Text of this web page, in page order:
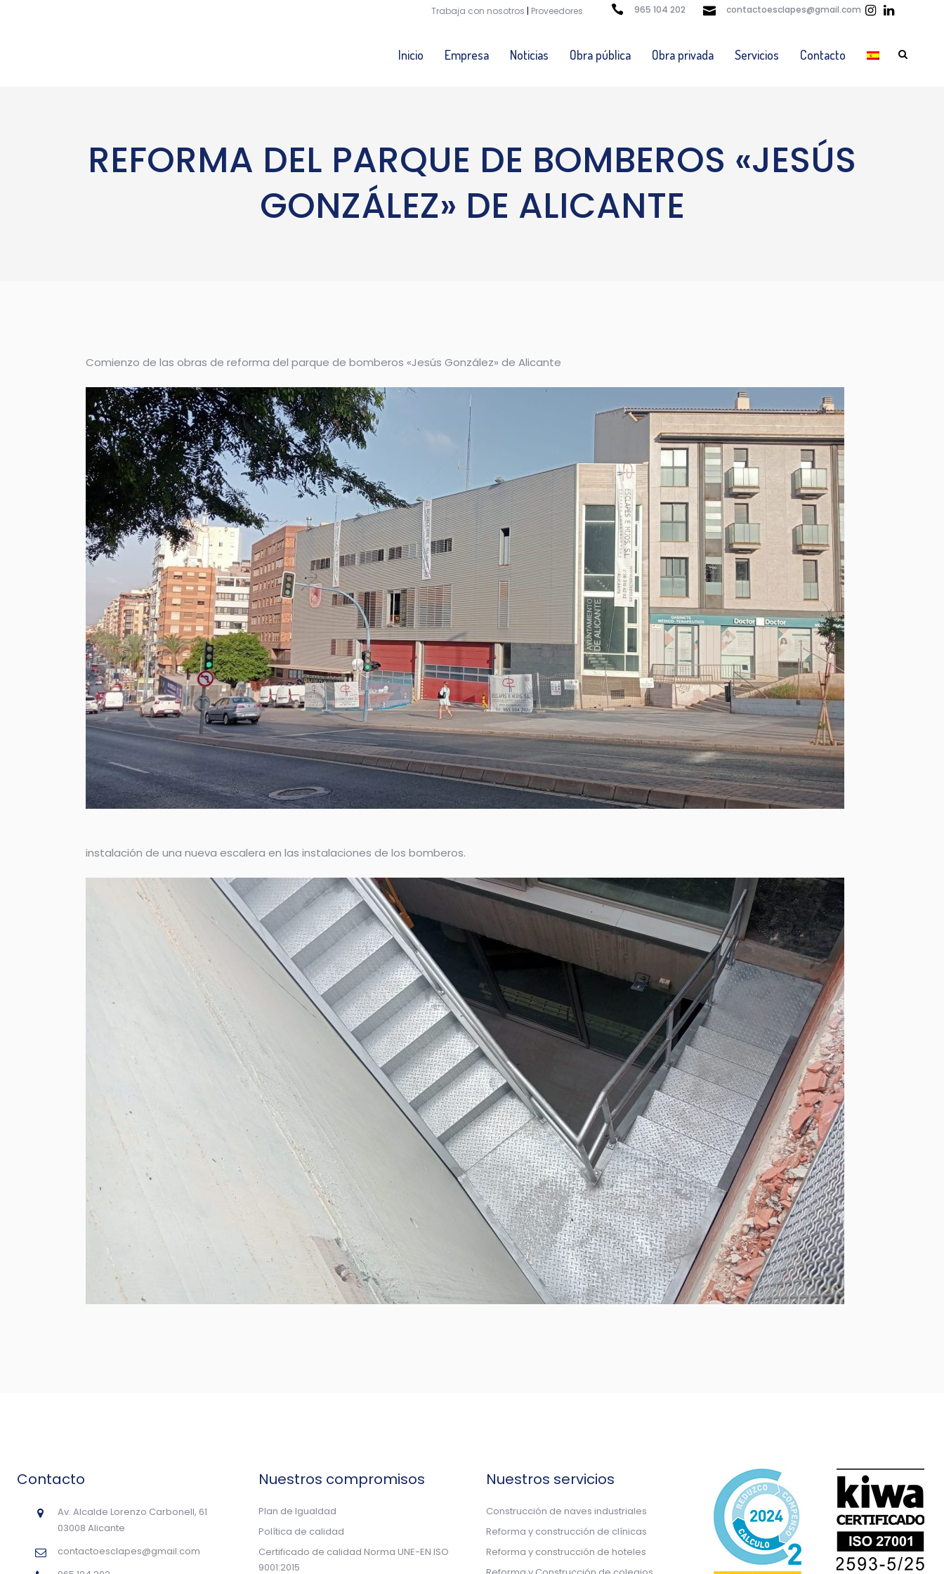
Trabaja con nosotros | Proveedores 965 104 202 contactoesclapes@gmail.com
Inicio Empresa Noticias Obra pública Obra privada Servicios Contacto
REFORMA DEL PARQUE DE BOMBEROS «JESÚS
GONZÁLEZ» DE ALICANTE
Comienzo de las obras de reforma del parque de bomberos «Jesús González» de Alicante
instalación de una nueva escalera en las instalaciones de los bomberos.
Contacto
Av. Alcalde Lorenzo Carbonell, 61
03008 Alicante
contactoesclapes@gmail.com
Nuestros compromisos
Plan de Igualdad
Política de calidad
Certificado de calidad Norma UNE-EN ISO
9001:2015
Nuestros servicios
Construcción de naves industriales
Reforma y construcción de clínicas
Reforma y construcción de hoteles